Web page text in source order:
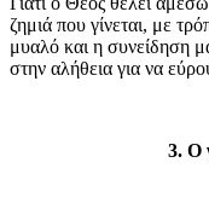
ζημιά που γίνεται, με
μυαλό και η συνείδηση
στην αλήθεια για να
3. Ο